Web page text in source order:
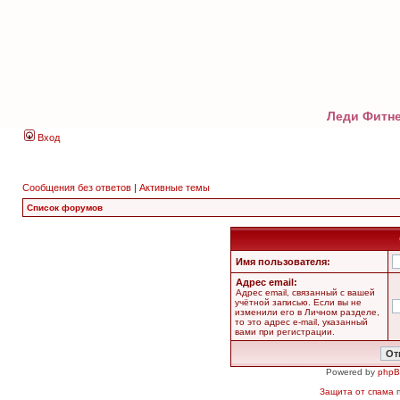
Леди
Вход
Сообщения без ответов | Активные темы
Список форумов
Имя пользователя:
Адрес email:
Адрес email, связанный с вашей
учётной записью. Если вы не
изменили его в Личном разделе,
то это адрес e-mail, указанный
вами при регистрации.
Powered by
Защита от спама